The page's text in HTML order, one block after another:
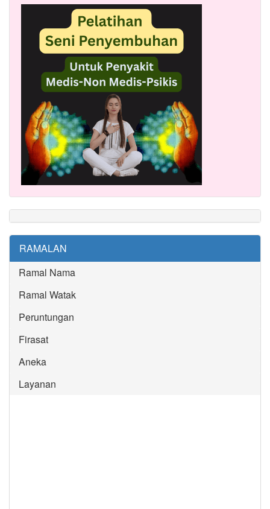
RAMALAN
Ramal Nama
Ramal Watak
Peruntungan
Firasat
Aneka
Layanan